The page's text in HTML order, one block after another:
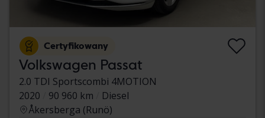
Certyfikowany
Volkswagen Passat
2.0 TDI Sportscombi 4MOTION
2020
90 960 km
Diesel
Åkersberga (Runö)